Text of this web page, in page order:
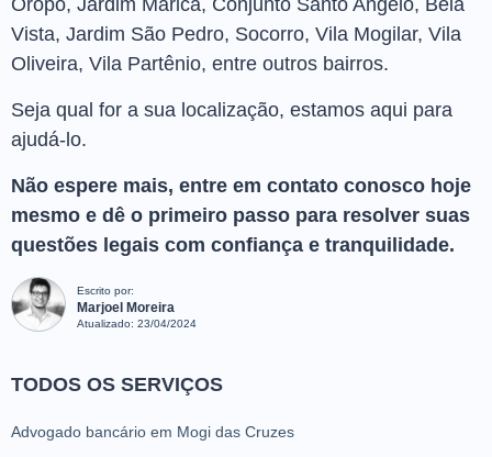
Oropó, Jardim Maricá, Conjunto Santo Angêlo, Bela
Vista, Jardim São Pedro, Socorro, Vila Mogilar, Vila
Oliveira, Vila Partênio, entre outros bairros.
Seja qual for a sua localização, estamos aqui para
ajudá-lo.
Não espere mais, entre em contato conosco hoje
mesmo e dê o primeiro passo para resolver suas
questões legais com confiança e tranquilidade.
Escrito por:
Marjoel Moreira
Atualizado: 23/04/2024
TODOS OS SERVIÇOS
Advogado bancário em Mogi das Cruzes